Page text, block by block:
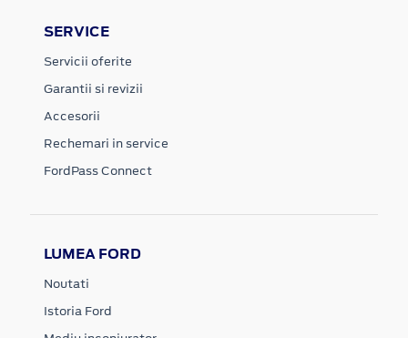
SERVICE
Servicii oferite
Garantii si revizii
Accesorii
Rechemari in service
FordPass Connect
LUMEA FORD
Noutati
Istoria Ford